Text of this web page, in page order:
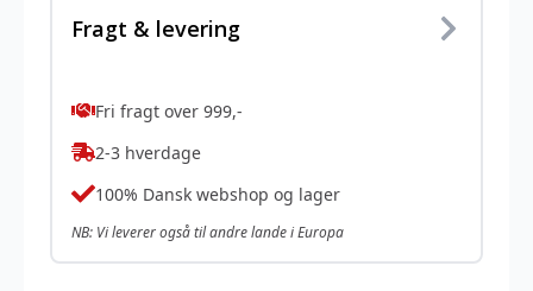
Fragt & levering
Fri fragt over 999,-
2-3 hverdage
100% Dansk webshop og lager
NB: Vi leverer også til andre lande i Europa